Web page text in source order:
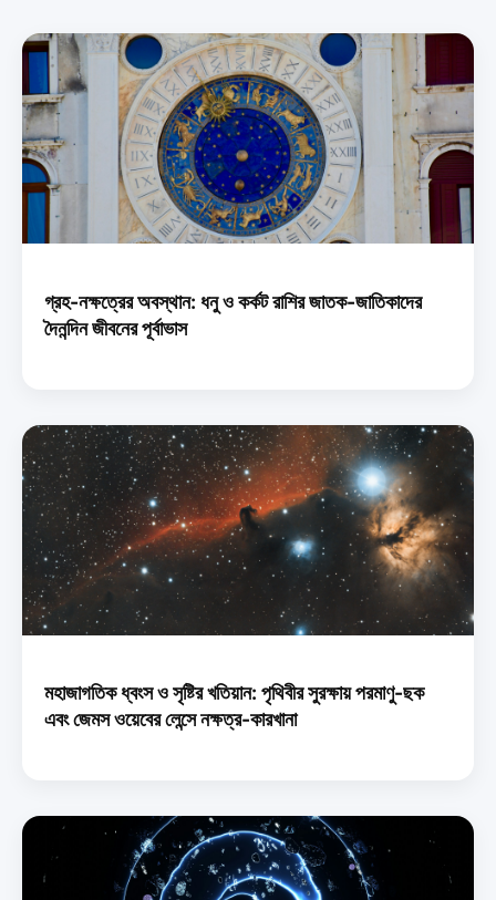
গ্রহ-নক্ষত্রের অবস্থান: ধনু ও কর্কট রাশির জাতক-জাতিকাদের
দৈনন্দিন জীবনের পূর্বাভাস
মহাজাগতিক ধ্বংস ও সৃষ্টির খতিয়ান: পৃথিবীর সুরক্ষায় পরমাণু-ছক
এবং জেমস ওয়েবের লেন্সে নক্ষত্র-কারখানা